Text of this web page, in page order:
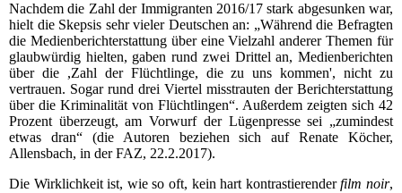
Nachdem die Zahl der Immigranten 2016/17 stark abgesunken war,
hielt die Skepsis sehr vieler Deutschen an: „Während die Befragten
die Medienberichterstattung über eine Vielzahl anderer Themen für
glaubwürdig hielten, gaben rund zwei Drittel an, Medienberichten
über die ,Zahl der Flüchtlinge, die zu uns kommen', nicht zu
vertrauen. Sogar rund drei Viertel misstrauten der Berichterstattung
über die Kriminalität von Flüchtlingen“. Außerdem zeigten sich 42
Prozent überzeugt, am Vorwurf der Lügenpresse sei „zumindest
etwas dran“ (die Autoren beziehen sich auf Renate Köcher,
Allensbach, in der FAZ, 22.2.2017).
Die Wirklichkeit ist, wie so oft, kein hart kontrastierenderfilm noir,